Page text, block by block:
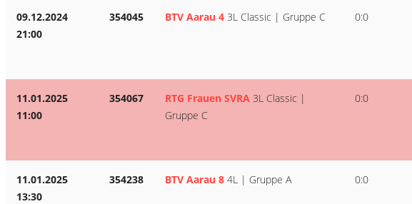
09.12.2024
21:00
354045 BTV Aarau 4 3L Classic | Gruppe C 0:0
11.01.2025
11:00
354067 RTG Frauen SVRA 3L Classic |
Gruppe C
0:0
11.01.2025
13:30
354238 BTV Aarau 8 4L | Gruppe A 0:0